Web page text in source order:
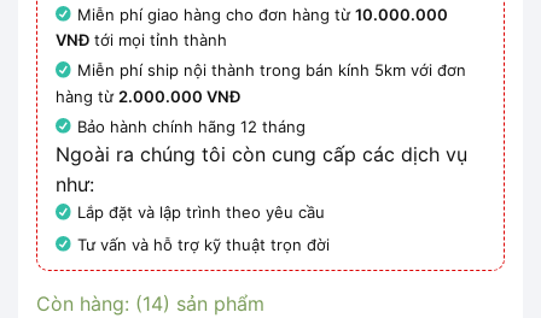
Miễn phí giao hàng cho đơn hàng từ10.000.000
VNĐ tới mọi tỉnh thành
Miễn phí ship nội thành trong bán kính 5km với đơn
hàng từ 2.000.000 VNĐ
Bảo hành chính hãng 12 tháng
Ngoài ra chúng tôi còn cung cấp các dịch vụ
như:
Lắp đặt và lập trình theo yêu cầu
Tư vấn và hỗ trợ kỹ thuật trọn đời
Còn hàng: (14) sản phẩm